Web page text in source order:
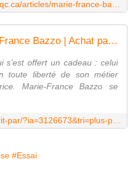
Tous les livres de Marie-France Bazzo | Achat papier et numérique
s'est offert un cadeau : celui
toute liberté de son métier
Marie-France Bazzo se
#Essai